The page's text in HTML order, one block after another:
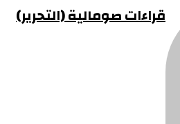
قراءات صومالية (التحرير)